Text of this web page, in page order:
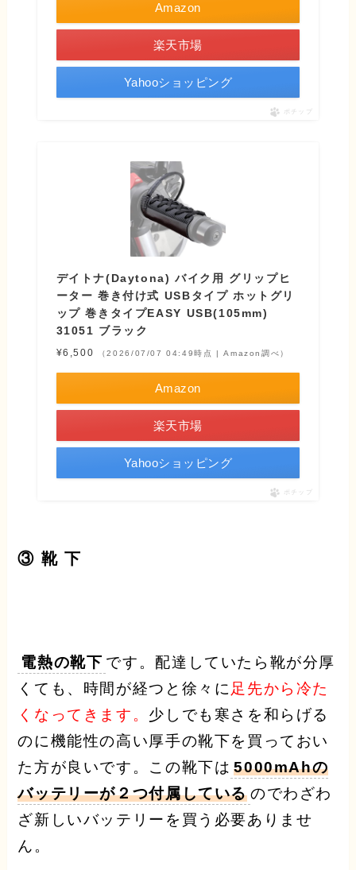
Amazon
楽天市場
Yahooショッピング
ポチップ
デイトナ(Daytona) バイク用 グリップヒ
ーター 巻き付け式 USBタイプ ホットグリ
ップ 巻きタイプEASY USB(105mm)
31051 ブラック
¥6,500 （2026/07/07 04:49時点 | Amazon調べ）
Amazon
楽天市場
Yahooショッピング
ポチップ
③ 靴 下
電熱の靴下 です。配達していたら靴が分厚
くても、時間が経つと徐々に 足先から冷た
くなってきます。 少しでも寒さを和らげる
のに機能性の高い厚手の靴下を買っておい
た方が良いです。この靴下は 5000mAhの
バッテリーが２つ付属しているのでわざわ
ざ新しいバッテリーを買う必要ありませ
ん。